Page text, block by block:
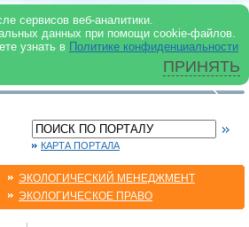
сервисов веб-аналитики.
данных при помощи cookie-файлов.
узнать в Политике конфиденциальности
ПРИНЯТЬ
КАРТА ПОРТАЛА
ЭКОЛОГИЧЕСКИЙ МЕНЕДЖМЕНТ
ЭКОЛОГИЧЕСКОЕ ПРАВО